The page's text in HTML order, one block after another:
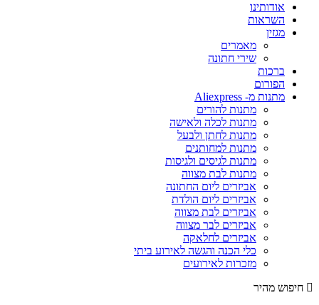
אודותינו
השראות
מגזין
מאמרים
שירי חתונה
ברכות
הפורום
מתנות מ- Aliexpress
מתנות להורים
מתנות לכלה ולאישה
מתנות לחתן ולבעל
מתנות למחותנים
מתנות לגיסים ולגיסות
מתנות לבת מצווה
אביזרים ליום החתונה
אביזרים ליום הולדת
אביזרים לבת מצווה
אביזרים לבר מצווה
אביזרים לחלאקה
כלי הכנה והגשה לאירוע ביתי
מזכרות לאירועים
חיפוש מהיר